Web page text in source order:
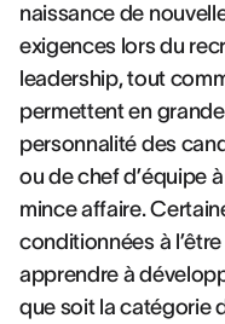
naissance de
exigences lors du
leadership, tout
permettent en
personnalité des
ou de chef d’équipe
mince affaire.
conditionnées à
apprendre à
que soit la catégorie